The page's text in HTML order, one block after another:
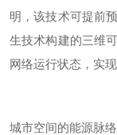
明，该技术可提前
生技术构建的三维
网络运行状态，实
城市空间的能源脉络